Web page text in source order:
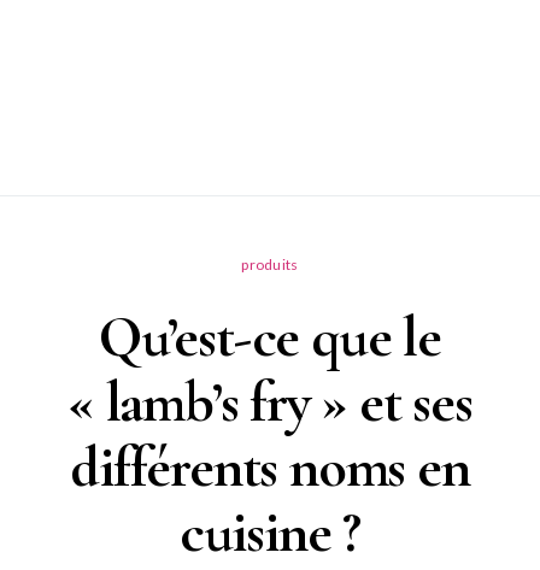
produits
Qu’est-ce que le
« lamb’s fry » et ses
différents noms en
cuisine ?